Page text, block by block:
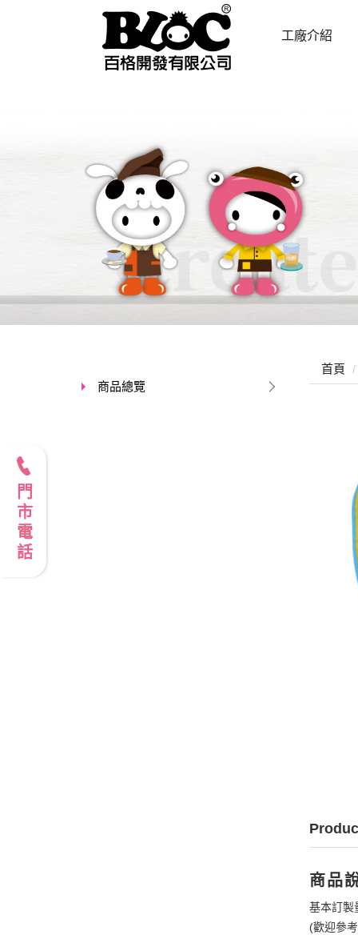
工廠介紹
商品總覽
首頁
商品
基本訂製
(歡迎參
門市電話